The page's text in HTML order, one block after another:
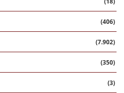
(406)
(7.902)
(350)
(3)